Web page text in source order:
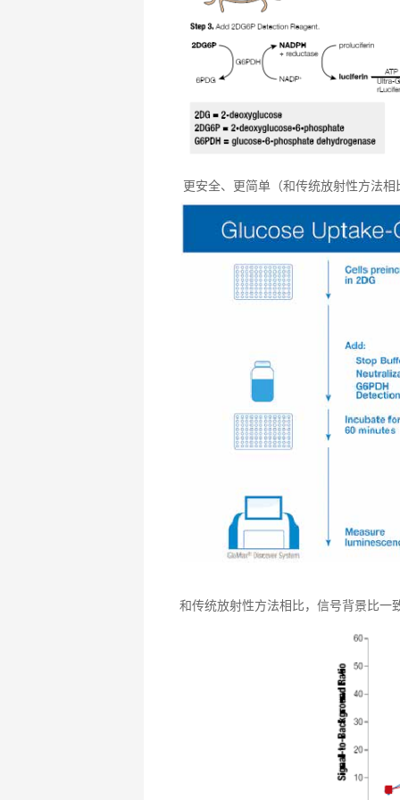
更安全、更简单（和传统放射性方法相
和传统放射性方法相比，信号背景比一